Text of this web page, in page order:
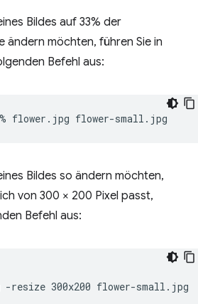
Bildes auf 33% der
ändern möchten, führen Sie in
Befehl aus:
% flower.jpg
Bildes so ändern möchten,
von 300 × 200 Pixel passt,
Befehl aus:
-resize 300x200 flower-small.jpg